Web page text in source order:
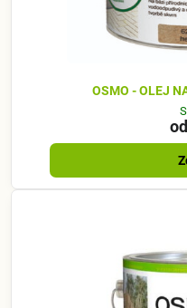
OSMO - OLEJ